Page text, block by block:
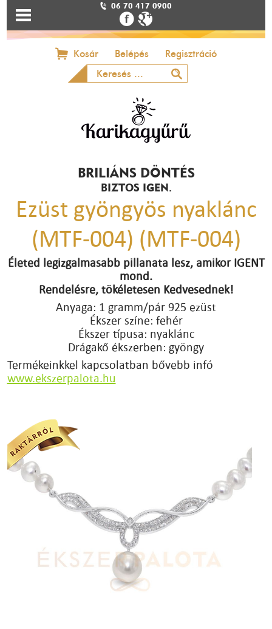
06 70 417 0900
Kosár Belépés Regisztráció
BRILIÁNS DÖNTÉS
BIZTOS IGEN.
Ezüst gyöngyös nyaklánc
(MTF-004) (MTF-004)
Életed legizgalmasabb pillanata lesz, amikor IGENT
mond.
Rendelésre, tökéletesen Kedvesednek!
Anyaga: 1 gramm/pár 925 ezüst
Ékszer színe: fehér
Ékszer típusa: nyaklánc
Drágakő ékszerben: gyöngy
Termékeinkkel kapcsolatban bővebb infó
www.ekszerpalota.hu